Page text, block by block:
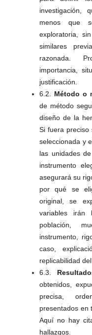
investigación,
menos que
exploratoria,
similares
razonada.
importancia,
justificación.
6.2. Método o
de método
diseño de la
Si fuera preciso
seleccionada y
las unidades
instrumento
asegurará su
por qué se
original, se
variables irán
población,
instrumento,
caso,
replicabilidad
6.3.
obtenidos,
precisa,
presentados en
Aquí no hay
hallazgos.